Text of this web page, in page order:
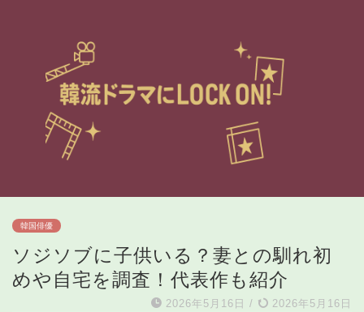
韓国俳優
ソジソブに子供いる？妻との馴れ初
めや自宅を調査！代表作も紹介
2026年5月16日 / 2026年5月16日